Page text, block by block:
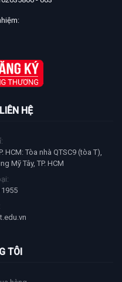
HỆ
Tòa nhà QTSC9 (tòa T),
Mỹ Tây, TP. HCM
TÔI